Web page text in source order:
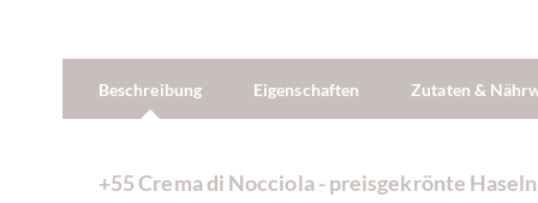
Beschreibung Eigenschaften Zutaten &
+55 Crema di Nocciola - preisgekrönte